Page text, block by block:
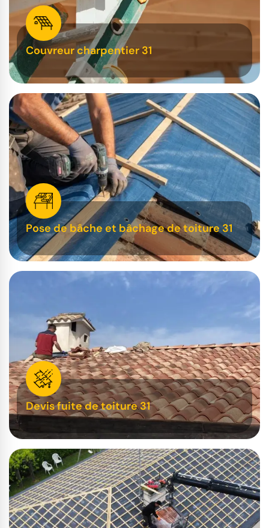
Couvreur charpentier 31
Pose de bâche et bâchage de toiture 31
Devis fuite de toiture 31